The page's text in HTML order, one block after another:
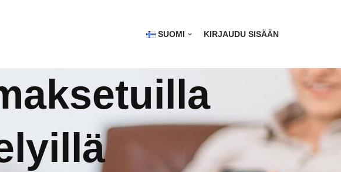
SUOMI KIRJAUDU SISÄÄN